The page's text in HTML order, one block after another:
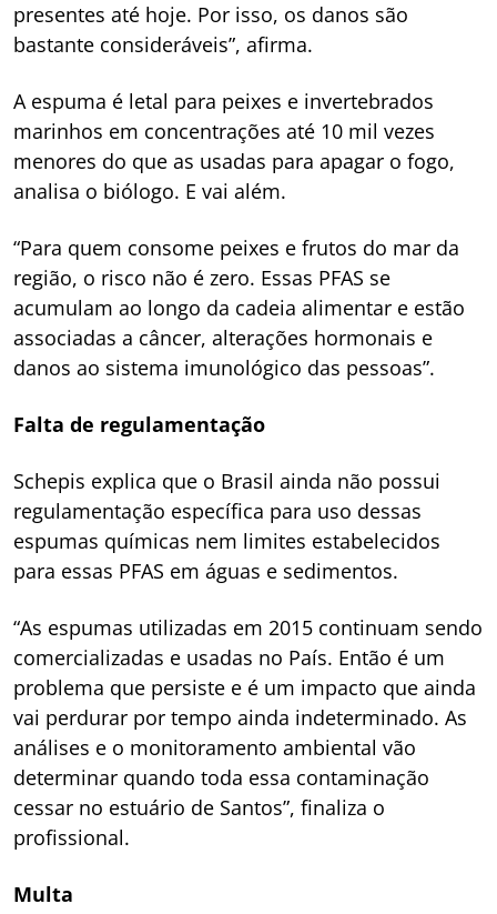
presentes até hoje. Por isso, os danos são
bastante consideráveis”, afirma.
A espuma é letal para peixes e invertebrados
marinhos em concentrações até 10 mil vezes
menores do que as usadas para apagar o fogo,
analisa o biólogo. E vai além.
“Para quem consome peixes e frutos do mar da
região, o risco não é zero. Essas PFAS se
acumulam ao longo da cadeia alimentar e estão
associadas a câncer, alterações hormonais e
danos ao sistema imunológico das pessoas”.
Falta de regulamentação
Schepis explica que o Brasil ainda não possui
regulamentação específica para uso dessas
espumas químicas nem limites estabelecidos
para essas PFAS em águas e sedimentos.
“As espumas utilizadas em 2015 continuam sendo
comercializadas e usadas no País. Então é um
problema que persiste e é um impacto que ainda
vai perdurar por tempo ainda indeterminado. As
análises e o monitoramento ambiental vão
determinar quando toda essa contaminação
cessar no estuário de Santos”, finaliza o
profissional.
Multa